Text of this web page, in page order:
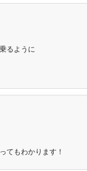
るように
てもわかります！